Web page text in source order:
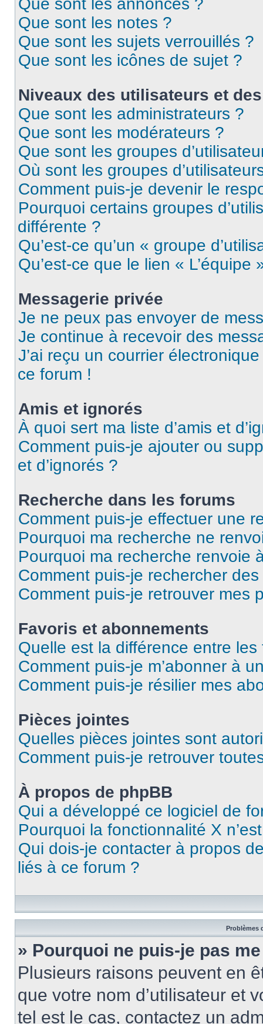
Que sont les annonces ?
Que sont les notes ?
Que sont les sujets verrouillés ?
Que sont les icônes de sujet ?
Niveaux des utilisateurs et
Que sont les administrateurs ?
Que sont les modérateurs ?
Que sont les groupes
Où sont les groupes
Comment puis-je devenir le
Pourquoi certains groupes
différente ?
Qu’est-ce qu’un « groupe
Qu’est-ce que le lien « L’équipe
Messagerie privée
Je ne peux pas envoyer de
Je continue à recevoir des
J’ai reçu un courrier
ce forum !
Amis et ignorés
À quoi sert ma liste d’amis et
Comment puis-je ajouter ou
et d’ignorés ?
Recherche dans les forums
Comment puis-je effectuer une
Pourquoi ma recherche ne
Pourquoi ma recherche renvoie
Comment puis-je rechercher
Comment puis-je retrouver mes
Favoris et abonnements
Quelle est la différence entre
Comment puis-je m’abonner à
Comment puis-je résilier mes
Pièces jointes
Quelles pièces jointes sont
Comment puis-je retrouver
À propos de phpBB
Qui a développé ce logiciel de
Pourquoi la fonctionnalité X
Qui dois-je contacter à propos
liés à ce forum ?
Problèmes
» Pourquoi ne puis-je pas
Plusieurs raisons peuvent en
que votre nom d’utilisateur et
tel est le cas, contactez un